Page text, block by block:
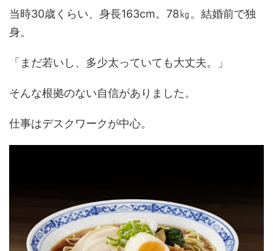
当時30歳くらい、身長163cm。78㎏。結婚前で独
身。
「まだ若いし、多少太っていても大丈夫。」
そんな根拠のない自信がありました。
仕事はデスクワークが中心。